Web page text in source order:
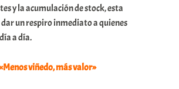
y la acumulación de stock, esta
un respiro inmediato a quienes
a día.
viñedo, más valor»